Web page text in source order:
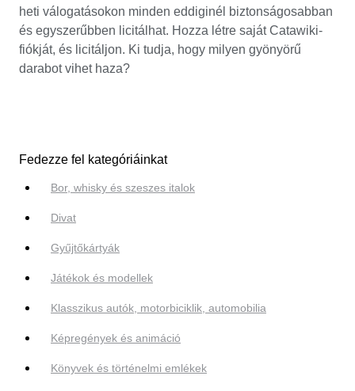
heti válogatásokon minden eddiginél biztonságosabban
és egyszerűbben licitálhat. Hozza létre saját Catawiki-
fiókját, és licitáljon. Ki tudja, hogy milyen gyönyörű
darabot vihet haza?
Fedezze fel kategóriáinkat
Bor, whisky és szeszes italok
Divat
Gyűjtőkártyák
Játékok és modellek
Klasszikus autók, motorbiciklik, automobilia
Képregények és animáció
Könyvek és történelmi emlékek